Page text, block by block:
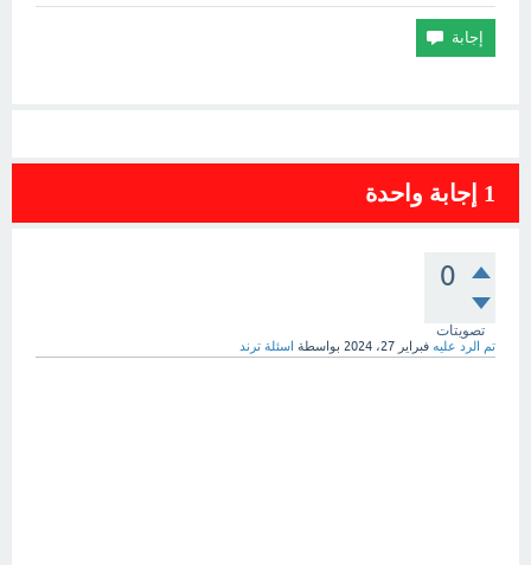
1 إجابة واحدة
0
تصويتات
تم الرد عليه فبراير 27، 2024 بواسطة اسئلة ترند